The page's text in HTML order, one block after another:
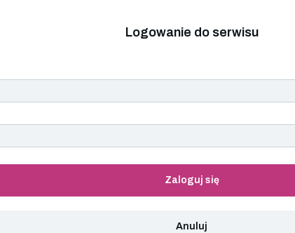
Logowanie do serwisu
Zaloguj się
Anuluj